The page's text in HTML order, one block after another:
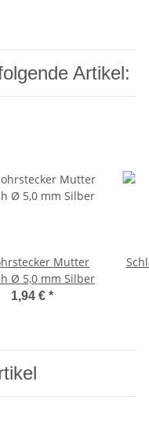
Artikel:
Mutter
Ø 5,0 mm Silber
1,94 € *